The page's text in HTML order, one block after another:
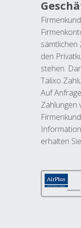
sämtlichen
den
stehen.
Talixo
Auf
Zahlungen
erhalten Sie